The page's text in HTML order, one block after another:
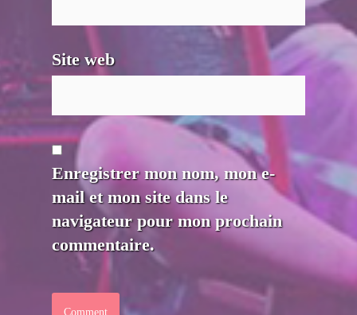
Site web
Enregistrer mon nom, mon e-
mail et mon site dans le
navigateur pour mon prochain
commentaire.